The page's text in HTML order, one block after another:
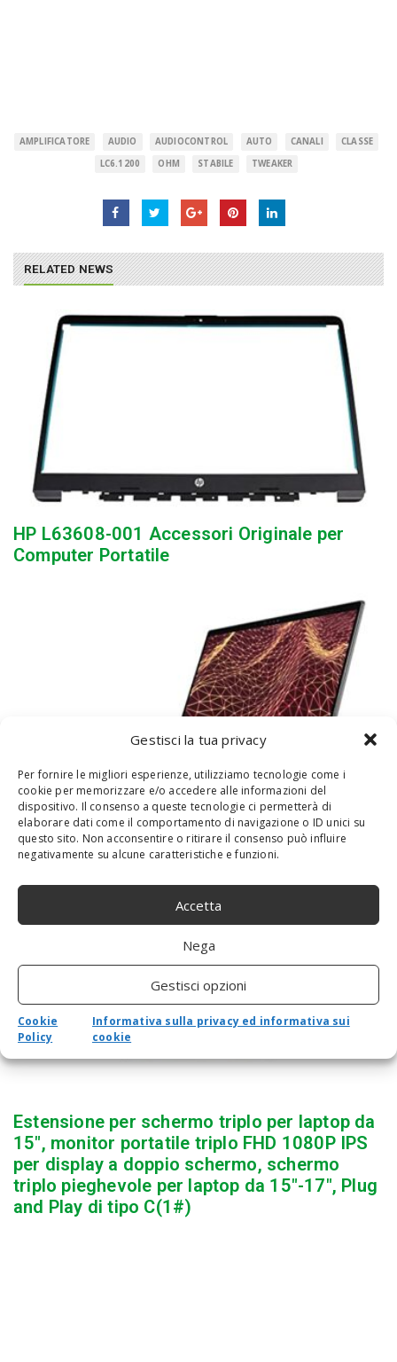
Gestisci la tua privacy
Per fornire le migliori esperienze, utilizziamo tecnologie come i
cookie per memorizzare e/o accedere alle informazioni del
dispositivo. Il consenso a queste tecnologie ci permetterà di
elaborare dati come il comportamento di navigazione o ID unici su
questo sito. Non acconsentire o ritirare il consenso può influire
negativamente su alcune caratteristiche e funzioni.
Accetta
Nega
Gestisci opzioni
Cookie
Policy
Informativa sulla privacy ed informativa sui
cookie
AMPLIFICATORE AUDIO AUDIOCONTROL AUTO CANALI
CLASSE
LC6.1200
OHM STABILE TWEAKER
RELATED NEWS
HP L63608-001 Accessori Originale per
Computer Portatile
PORTÁTIL INTERNACIONAL DELL LATITUDE
7430 14,0″ FHD I5 W10P+W11P I5-
1245U,16GBDDR4,256GBSSD
Estensione per schermo triplo per laptop da
15″, monitor portatile triplo FHD 1080P IPS
per display a doppio schermo, schermo
triplo pieghevole per laptop da 15″-17″, Plug
and Play di tipo C(1#)